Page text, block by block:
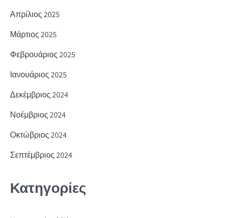
Απρίλιος 2025
Μάρτιος 2025
Φεβρουάριος 2025
Ιανουάριος 2025
Δεκέμβριος 2024
Νοέμβριος 2024
Οκτώβριος 2024
Σεπτέμβριος 2024
Κατηγορίες